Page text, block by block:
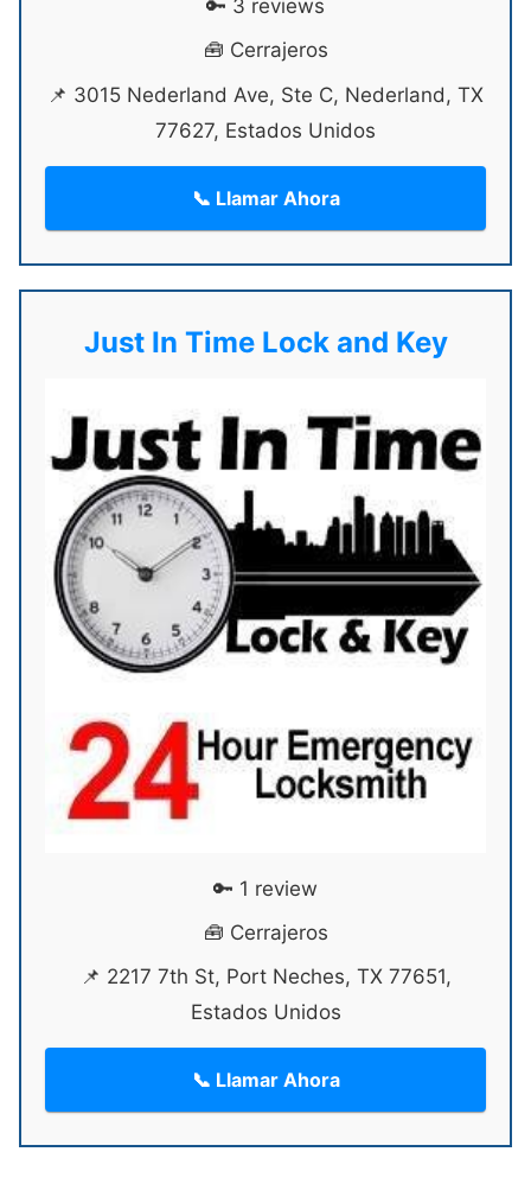
🔑 3 reviews
🧰 Cerrajeros
📌 3015 Nederland Ave, Ste C, Nederland, TX
77627, Estados Unidos
📞 Llamar Ahora
Just In Time Lock and Key
🔑 1 review
🧰 Cerrajeros
📌 2217 7th St, Port Neches, TX 77651,
Estados Unidos
📞 Llamar Ahora